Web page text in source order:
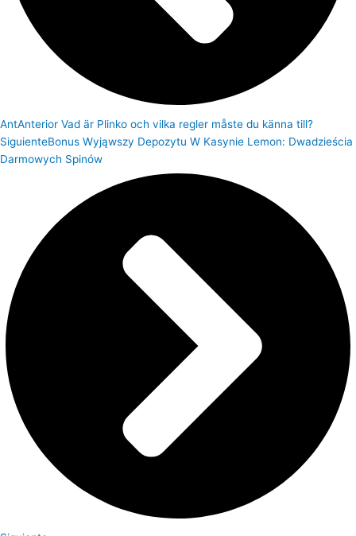
AntAnterior Vad är Plinko och vilka regler måste du känna till?
SiguienteBonus Wyjąwszy Depozytu W Kasynie Lemon: Dwadzieścia
Darmowych Spinów